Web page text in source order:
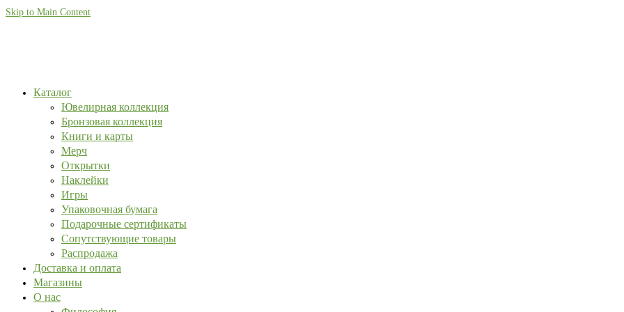
Skip to Main Content
Каталог
Ювелирная коллекция
Бронзовая коллекция
Книги и карты
Мерч
Открытки
Наклейки
Игры
Упаковочная бумага
Подарочные сертификаты
Сопутствующие товары
Распродажа
Доставка и оплата
Магазины
О нас